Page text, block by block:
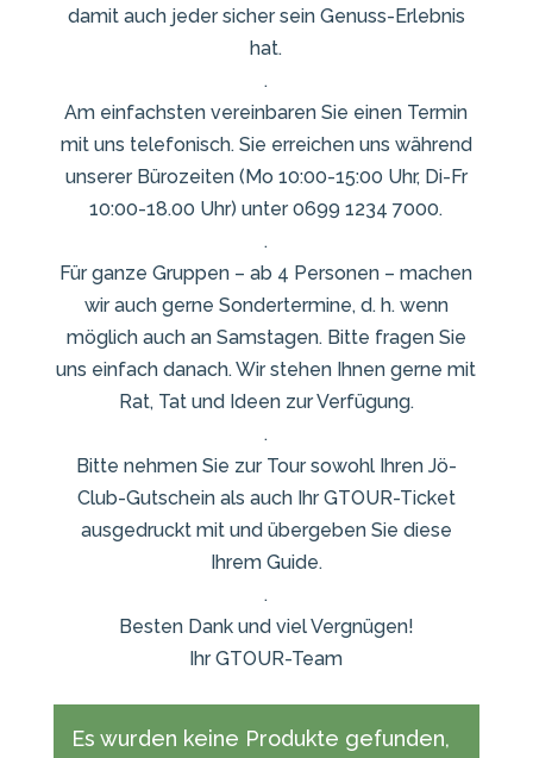
damit auch jeder sicher sein Genuss-Erlebnis
hat.
.
Am einfachsten vereinbaren Sie einen Termin
mit uns telefonisch. Sie erreichen uns während
unserer Bürozeiten (Mo 10:00-15:00 Uhr, Di-Fr
10:00-18.00 Uhr) unter 0699 1234 7000.
.
Für ganze Gruppen – ab 4 Personen – machen
wir auch gerne Sondertermine, d. h. wenn
möglich auch an Samstagen. Bitte fragen Sie
uns einfach danach. Wir stehen Ihnen gerne mit
Rat, Tat und Ideen zur Verfügung.
.
Bitte nehmen Sie zur Tour sowohl Ihren Jö-
Club-Gutschein als auch Ihr GTOUR-Ticket
ausgedruckt mit und übergeben Sie diese
Ihrem Guide.
.
Besten Dank und viel Vergnügen!
Ihr GTOUR-Team
Es wurden keine Produkte gefunden,